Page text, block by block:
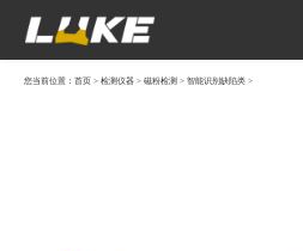
您当前位置： 首页 > 检测仪器 > 磁粉检测 > 智能识别缺陷类 >